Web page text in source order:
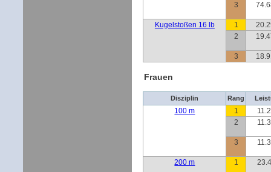
3
Kugelstoßen 16 lb 1
2
3
Frauen
Disziplin Rang
100 m 1
2
3
200 m 1